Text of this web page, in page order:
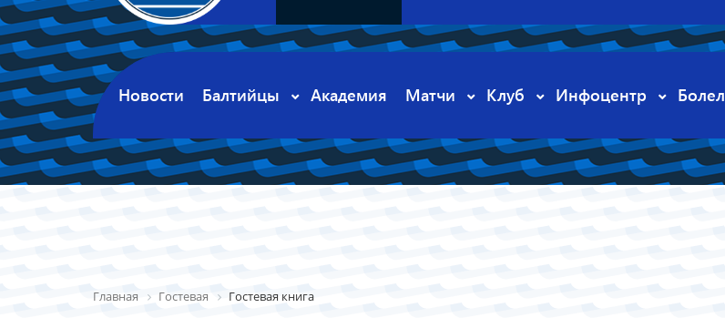
Новости Балтийцы Академия Матчи Клуб Инфоцентр
Главная Гостевая Гостевая книга